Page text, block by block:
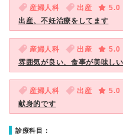
産婦人科 出産
5.0
出産、不妊治療をしてます
産婦人科 出産
5.0
雰囲気が良い、食事が美味しい
産婦人科 出産
5.0
献身的です
診療科目：